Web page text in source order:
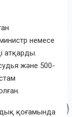
немесе
атқарды.
және 500-
қоғамында